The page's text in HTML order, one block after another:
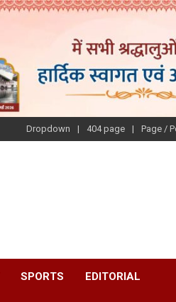
Dropdown 404 page Page /
SPORTS EDITORIAL